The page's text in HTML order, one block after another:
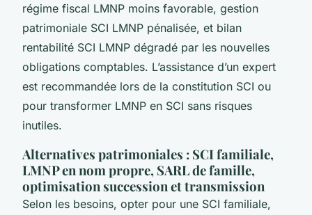
régime fiscal LMNP moins favorable, gestion
patrimoniale SCI LMNP pénalisée, et bilan
rentabilité SCI LMNP dégradé par les nouvelles
obligations comptables. L’assistance d’un expert
est recommandée lors de la constitution SCI ou
pour transformer LMNP en SCI sans risques
inutiles.
Alternatives patrimoniales : SCI familiale,
LMNP en nom propre, SARL de famille,
optimisation succession et transmission
Selon les besoins, opter pour une SCI familiale,